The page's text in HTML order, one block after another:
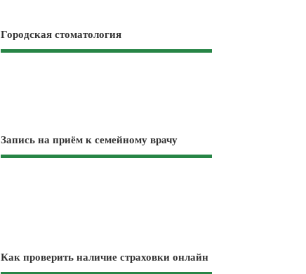
Городская стоматология
Запись на приём к семейному врачу
Как проверить наличие страховки онлайн